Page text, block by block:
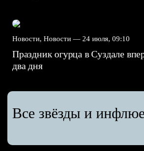
Новости, Новости — 24 июля, 09:10
Праздник огурца в Суздале
два дня
Все звёзды и